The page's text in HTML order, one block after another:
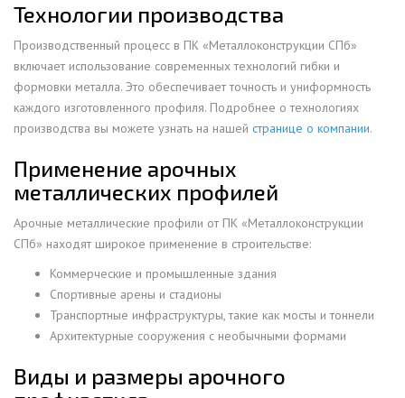
Технологии производства
Производственный процесс в ПК «Металлоконструкции СПб»
включает использование современных технологий гибки и
формовки металла. Это обеспечивает точность и униформность
каждого изготовленного профиля. Подробнее о технологиях
производства вы можете узнать на нашей странице о компании.
Применение арочных
металлических профилей
Арочные металлические профили от ПК «Металлоконструкции
СПб» находят широкое применение в строительстве:
Коммерческие и промышленные здания
Спортивные арены и стадионы
Транспортные инфраструктуры, такие как мосты и тоннели
Архитектурные сооружения с необычными формами
Виды и размеры арочного